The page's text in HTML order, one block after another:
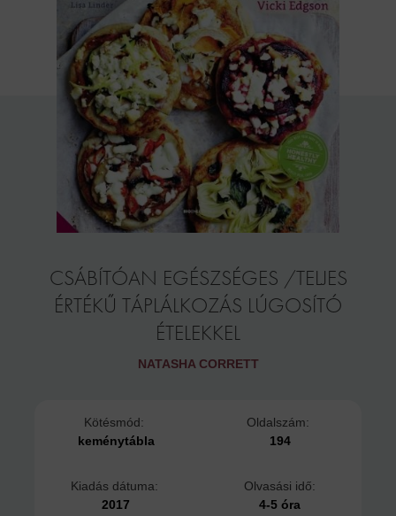
CSÁBÍTÓAN EGÉSZSÉGES /TELJES
ÉRTÉKŰ TÁPLÁLKOZÁS LÚGOSÍTÓ
ÉTELEKKEL
NATASHA CORRETT
Kötésmód:
keménytábla
Oldalszám:
194
Kiadás dátuma:
2017
Olvasási idő:
4-5 óra